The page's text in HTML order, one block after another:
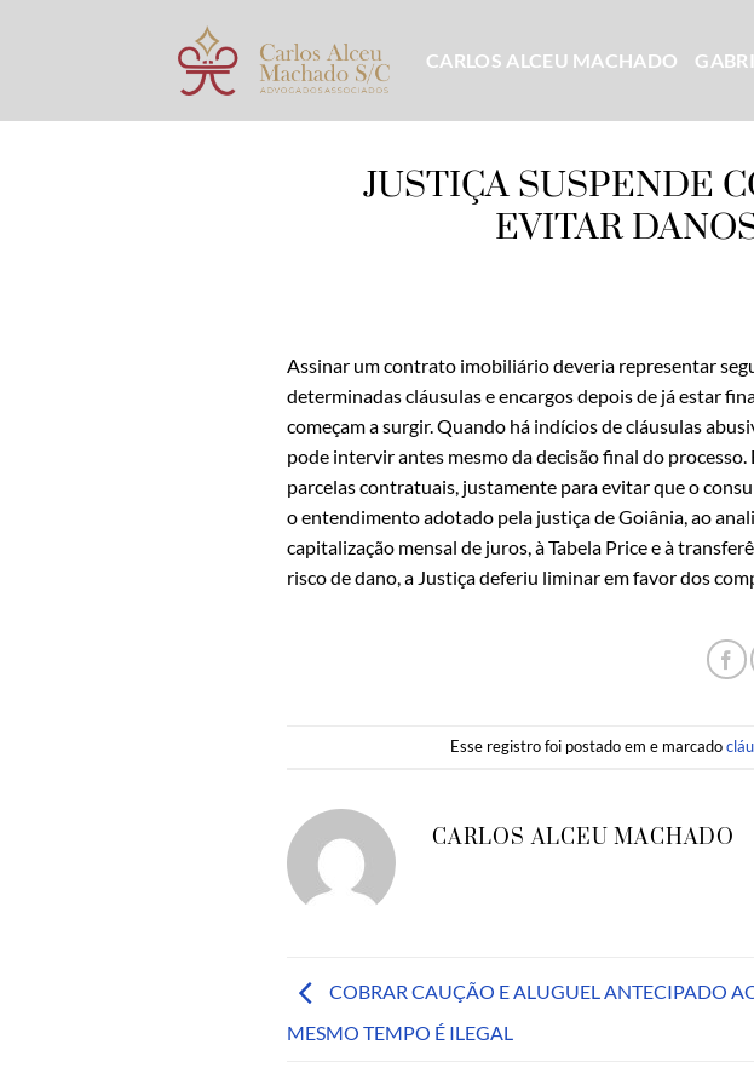
CARLOS ALCEU MACHADO
JUSTIÇA SUSPENDE
EVITAR
Assinar um contrato imobiliário deveria representar
determinadas cláusulas e encargos depois de já estar
começam a surgir. Quando há indícios de cláusulas
pode intervir antes mesmo da decisão final do
parcelas contratuais, justamente para evitar que o
o entendimento adotado pela justiça de Goiânia, ao
capitalização mensal de juros, à Tabela Price e à
risco de dano, a Justiça deferiu liminar em favor dos
Esse registro foi postado em e marcado
CARLOS ALCEU MACHADO
COBRAR CAUÇÃO E ALUGUEL ANTECIPADO
MESMO TEMPO É ILEGAL